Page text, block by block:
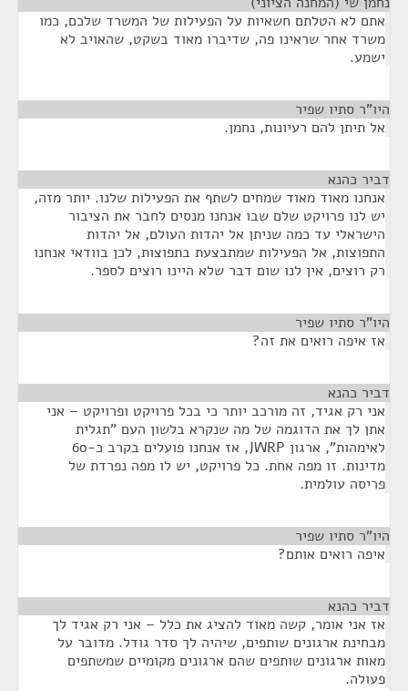
אתם לא הטלתם חשאיות על הפעילות של המשרד שלכם, כמו
משרד אחר שראינו פה, שדיברו מאוד בשקט, שהאויב לא
ישמע.
היו"ר סתיו שפיר
אל תיתן להם רעיונות, נחמן.
דביר כהנא
אנחנו מאוד מאוד שמחים לשתף את הפעילות שלנו. יותר מזה,
יש לנו פרויקט שלם שבו אנחנו מנסים לחבר את הציבור
הישראלי עד כמה שניתן אל יהדות העולם, אל יהדות
התפוצות, אל הפעילות שמתבצעת בתפוצות, לכן בוודאי אנחנו
רק רוצים, אין לנו שום דבר שלא היינו רוצים לספר.
היו"ר סתיו שפיר
אז איפה רואים את זה?
דביר כהנא
אני רק אגיד, זה מורכב יותר כי בכל פרויקט ופרויקט – אני
אתן לך את הדוגמה של מה שנקרא בלשון העם "תגלית
לאימהות", ארגון JWRP, אז אנחנו פועלים בקרב כ-60
מדינות. זו מפה אחת. כל פרויקט, יש לו מפה נפרדת של
פריסה עולמית.
היו"ר סתיו שפיר
איפה רואים אותם?
דביר כהנא
אז אני אומר, קשה מאוד להציג את כלל – אני רק אגיד לך
מבחינת ארגונים שותפים, שיהיה לך סדר גודל. מדובר על
מאות ארגונים שותפים שהם ארגונים מקומיים שמשתפים
פעולה.